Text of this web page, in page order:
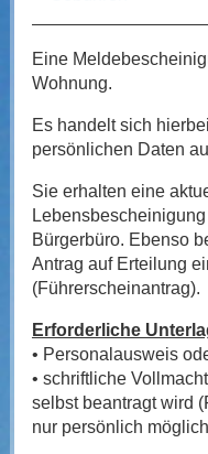
Eine
Wohnung.
Es handelt sich
persönlichen Daten
Sie erhalten eine
Bürgerbüro. Ebenso
Antrag auf Erteilung
(Führerscheinantrag).
Erforderliche
• Personalausweis
• schriftliche
selbst beantragt wird
nur persönlich